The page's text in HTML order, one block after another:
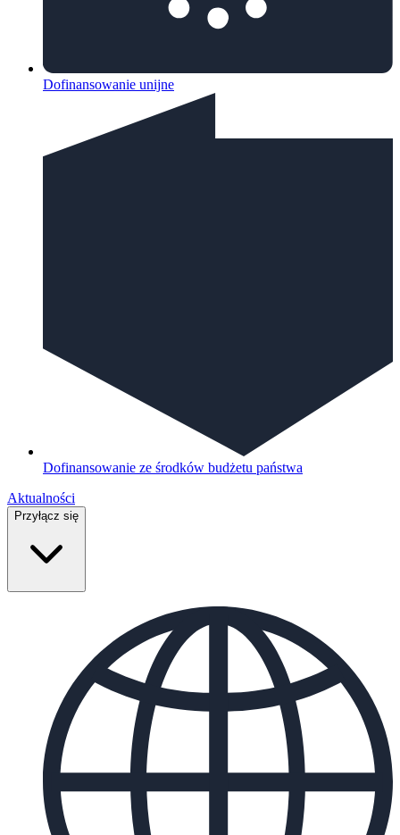
Dofinansowanie unijne
Dofinansowanie ze środków budżetu państwa
Aktualności
Przyłącz się